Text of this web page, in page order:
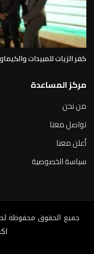
كفر الزيات للمبيدات
مركز المساعدة
من نحن
تواصل معنا
أعلن معنا
سياسة الخصوصية
جميع الحقوق محفوظة لصالح